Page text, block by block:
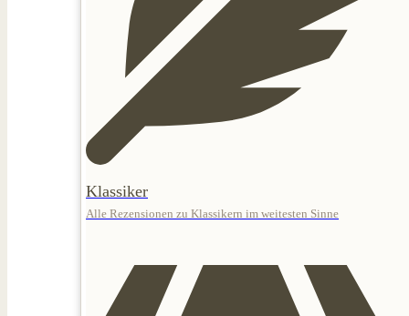
Klassiker
Alle Rezensionen zu Klassikern im weitesten Sinne